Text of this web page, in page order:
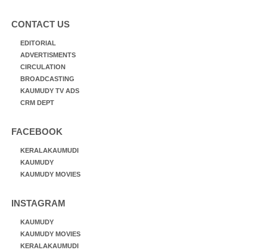
CONTACT US
EDITORIAL
ADVERTISMENTS
CIRCULATION
BROADCASTING
KAUMUDY TV ADS
CRM DEPT
FACEBOOK
KERALAKAUMUDI
KAUMUDY
KAUMUDY MOVIES
INSTAGRAM
KAUMUDY
KAUMUDY MOVIES
KERALAKAUMUDI